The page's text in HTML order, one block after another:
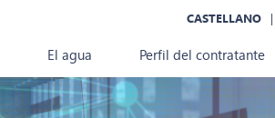
CASTELLANO
El agua Perfil del contratante